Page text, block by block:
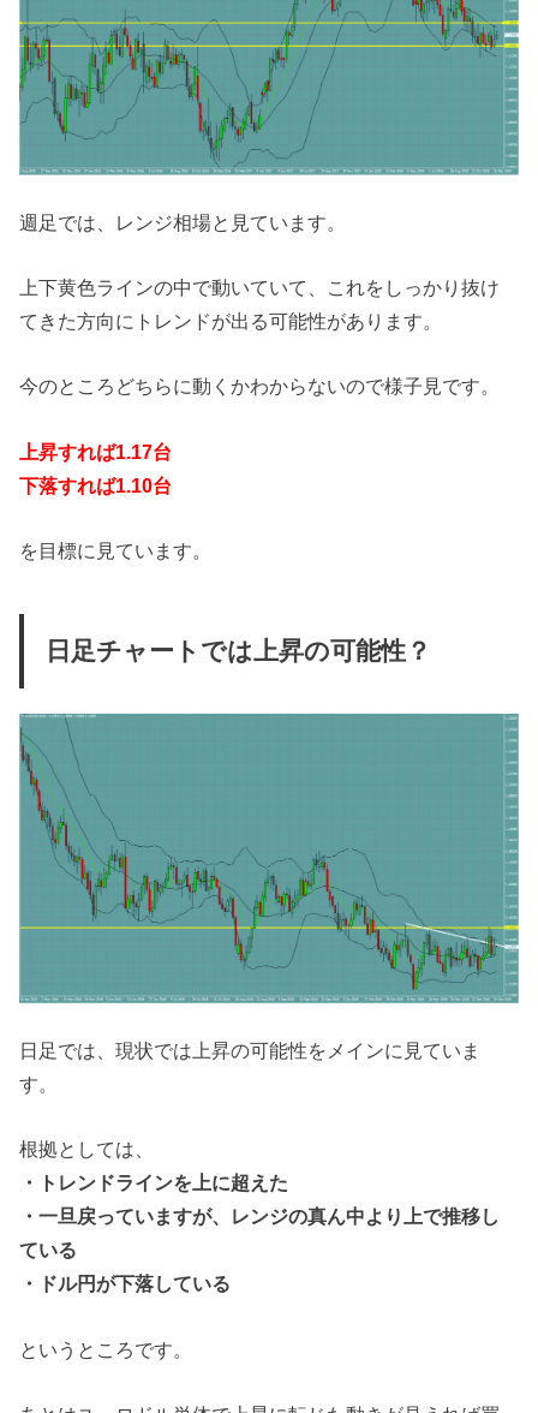
週足では、レンジ相場と見ています。
上下黄色ラインの中で動いていて、これをしっかり抜け
てきた方向にトレンドが出る可能性があります。
今のところどちらに動くかわからないので様子見です。
上昇すれば1.17台
下落すれば1.10台
を目標に見ています。
日足チャートでは上昇の可能性？
日足では、現状では上昇の可能性をメインに見ていま
す。
根拠としては、
・トレンドラインを上に超えた
・一旦戻っていますが、レンジの真ん中より上で推移し
ている
・ドル円が下落している
というところです。